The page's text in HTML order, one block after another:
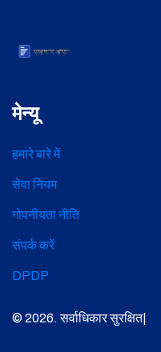
मेन्यू
हमारे बारे में
सेवा नियम
गोपनीयता नीति
संपर्क करें
DPDP
© 2026. सर्वाधिकार सुरक्षित|